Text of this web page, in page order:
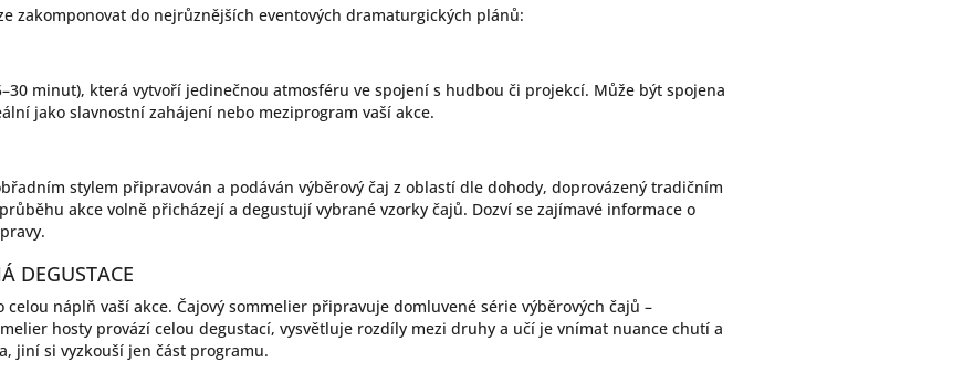
zakomponovat do nejrůznějších eventových dramaturgických plánů:
minut), která vytvoří jedinečnou atmosféru ve spojení s hudbou či projekcí. Může být spojena
jako slavnostní zahájení nebo meziprogram vaší akce.
stylem připravován a podáván výběrový čaj z oblastí dle dohody, doprovázený tradičním
akce volně přicházejí a degustují vybrané vzorky čajů. Dozví se zajímavé informace o
DEGUSTACE
náplň vaší akce. Čajový sommelier připravuje domluvené série výběrových čajů –
hosty provází celou degustací, vysvětluje rozdíly mezi druhy a učí je vnímat nuance chutí a
jiní si vyzkouší jen část programu.